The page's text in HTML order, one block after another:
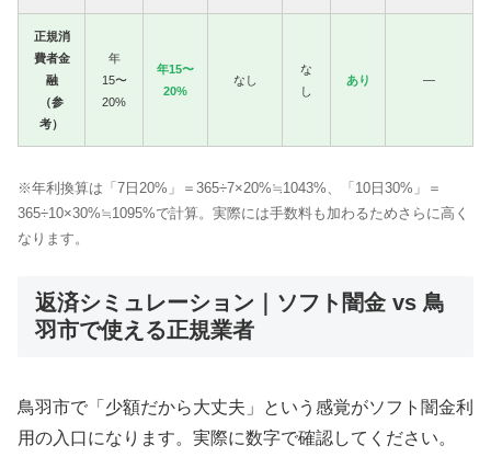
正規消
費者金
融
（参
考）
年
15〜
20%
年15〜
20%
なし
な
し
あり —
※年利換算は「7日20%」＝365÷7×20%≒1043%、「10日30%」＝
365÷10×30%≒1095%で計算。実際には手数料も加わるためさらに高く
なります。
返済シミュレーション｜ソフト闇金 vs 鳥
羽市で使える正規業者
鳥羽市で「少額だから大丈夫」という感覚がソフト闇金利
用の入口になります。実際に数字で確認してください。